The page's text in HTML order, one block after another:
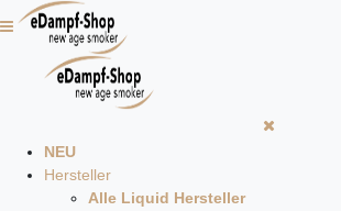
NEU
Hersteller
Alle Liquid Hersteller